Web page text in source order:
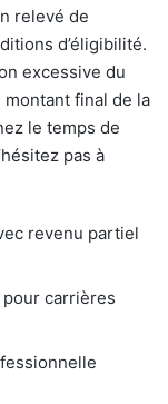
relevé de
d’éligibilité.
excessive du
final de la
le temps de
pas à
revenu partiel
carrières